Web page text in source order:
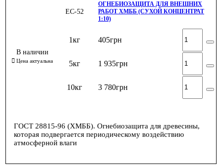
ЕС-52
ОГНЕБИОЗАЩИТА ДЛЯ ВНЕШНИХ
РАБОТ ХМББ (СУХОЙ КОНЦЕНТРАТ
1:10)
1кг 405грн
5кг 1 935грн
10кг 3 780грн
ГОСТ 28815-96 (ХМББ). Огнебиозащита для древесины,
которая подвергается периодическому воздействию
атмосферной влаги